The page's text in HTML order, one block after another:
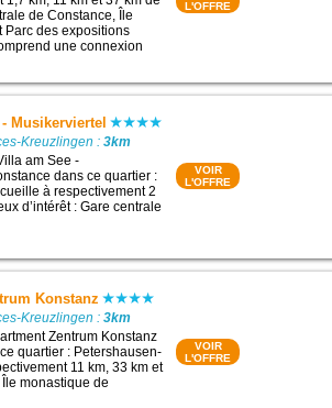
de Constance, Île
Parc des expositions
une connexion
L'OFFRE
Musikerviertel
Kreuzlingen :3km
am See -
dans ce quartier :
à respectivement 2
d’intérêt : Gare centrale
VOIR
L'OFFRE
Konstanz
Kreuzlingen :3km
Zentrum Konstanz
quartier : Petershausen-
11 km, 33 km et
monastique de
VOIR
L'OFFRE